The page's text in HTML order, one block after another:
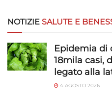
NOTIZIE SALUTE E
Epidemia di
18mila casi,
legato alla
4 AGOSTO 2026